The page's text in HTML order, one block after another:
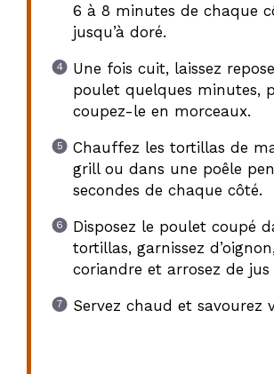
6 à 8 minutes de chaque
jusqu’à doré.
Une fois cuit, laissez
poulet quelques minutes,
coupez-le en morceaux.
Chauffez les tortillas de
grill ou dans une poêle
secondes de chaque côté.
Disposez le poulet coupé
tortillas, garnissez
coriandre et arrosez de jus
Servez chaud et savourez